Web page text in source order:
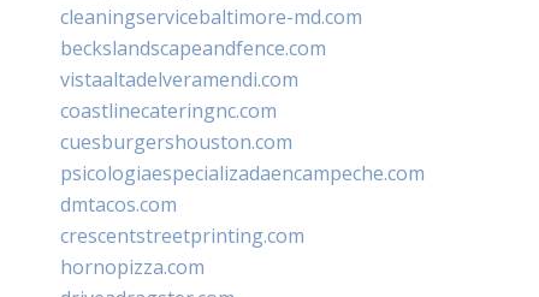
cleaningservicebaltimore-md.com
beckslandscapeandfence.com
vistaaltadelveramendi.com
coastlinecateringnc.com
cuesburgershouston.com
psicologiaespecializadaencampeche.com
dmtacos.com
crescentstreetprinting.com
hornopizza.com